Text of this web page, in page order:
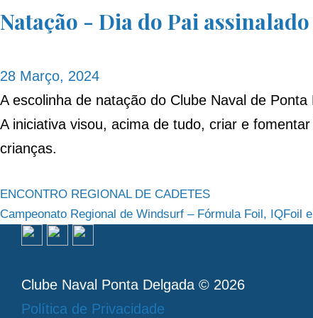
Natação - Dia do Pai
28 Março, 2024
A escolinha de natação do Clube Naval de Ponta
A iniciativa visou, acima de tudo, criar e
crianças.
Navegação
de
artigos
ENCONTRO REGIONAL DE CADETES
Campeonato Regional de Windsurf – Fórmula Foil, IQFoil
Clube Naval Ponta Delgada © 2026
Política de Privacidade